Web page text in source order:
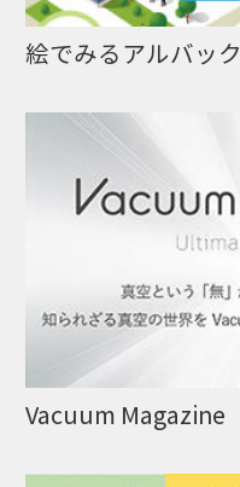
絵でみるアルバック
Vacuum Magazine